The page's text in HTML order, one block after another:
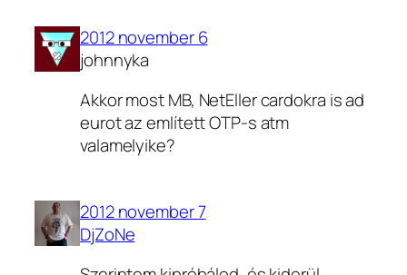
2012 november 6
johnnyka
Akkor most MB, NetEller cardokra is ad
eurot az említett OTP-s atm
valamelyike?
2012 november 7
DjZoNe